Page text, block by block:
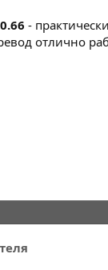
-
отлично